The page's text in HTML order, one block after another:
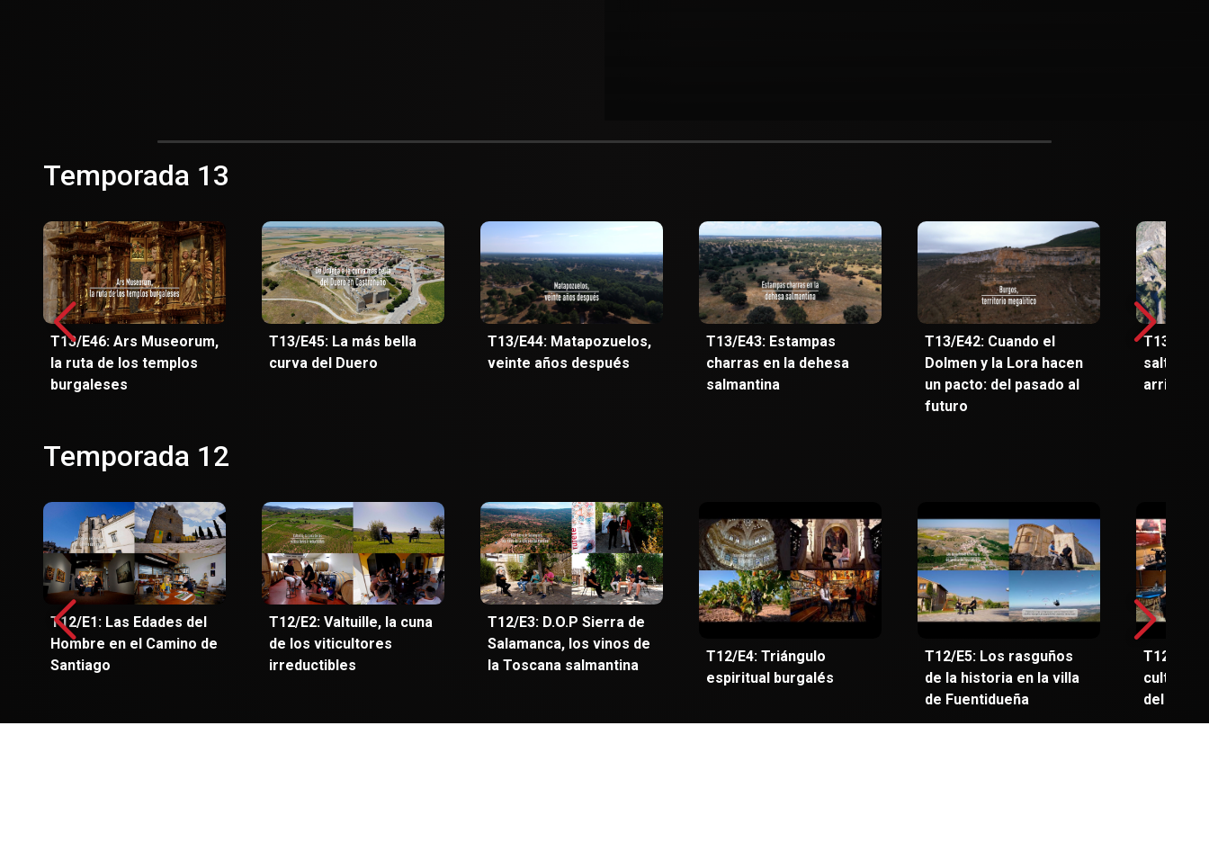
Temporada 13
T13/E46: Ars Museorum,
la ruta de los templos
burgaleses
T13/E45: La más bella
curva del Duero
T13/E44: Matapozuelos,
veinte años después
T13/E43: Estampas
charras en la dehesa
salmantina
T13/E42: Cuando el
Dolmen y la Lora hacen
un pacto: del pasado al
futuro
T13/E41:
salto al
arribe
Temporada 12
T12/E1: Las Edades del
Hombre en el Camino de
Santiago
T12/E2: Valtuille, la cuna
de los viticultores
irreductibles
T12/E3: D.O.P Sierra de
Salamanca, los vinos de
la Toscana salmantina
T12/E4: Triángulo
espiritual burgalés
T12/E5: Los rasguños
de la historia en la villa
de Fuentidueña
T12/E6:
del Valle